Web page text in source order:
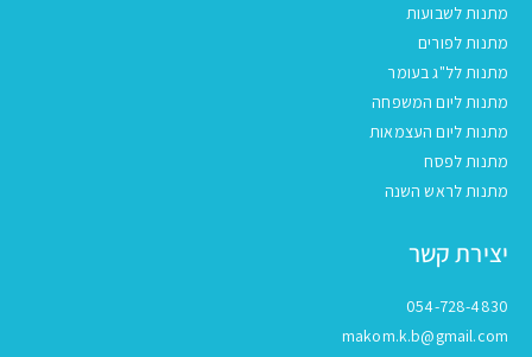
מתנות לשבועות
מתנות לפורים
מתנות לל"ג בעומר
מתנות ליום המשפחה
מתנות ליום העצמאות
מתנות לפסח
מתנות לראש השנה
יצירת קשר
054-728-4830
makom.k.b@gmail.com